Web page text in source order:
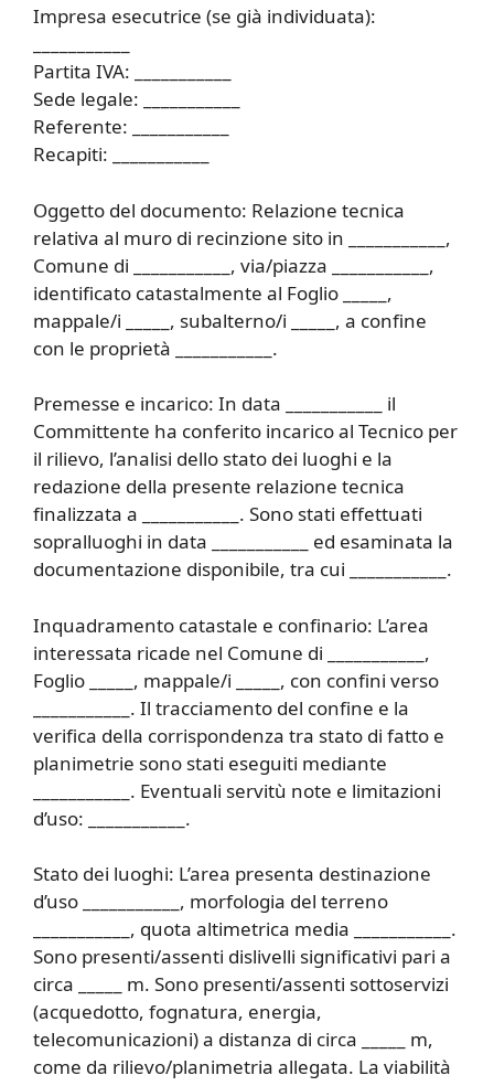
Impresa esecutrice (se già individuata):
Partita IVA: ___________
Sede legale: ___________
Referente: ___________
Recapiti: ___________
Oggetto del documento: Relazione tecnica
relativa al muro di recinzione sito in ___________,
Comune di ___________, via/piazza ___________,
identificato catastalmente al Foglio _____,
mappale/i _____, subalterno/i _____, a confine
con le proprietà ___________.
Premesse e incarico: In data ___________ il
Committente ha conferito incarico al Tecnico per
il rilievo, l’analisi dello stato dei luoghi e la
redazione della presente relazione tecnica
finalizzata a ___________. Sono stati effettuati
sopralluoghi in data ___________ ed esaminata la
documentazione disponibile, tra cui ___________.
Inquadramento catastale e confinario: L’area
interessata ricade nel Comune di ___________,
Foglio _____, mappale/i _____, con confini verso
___________. Il tracciamento del confine e la
verifica della corrispondenza tra stato di fatto e
planimetrie sono stati eseguiti mediante
___________. Eventuali servitù note e limitazioni
d’uso: ___________.
Stato dei luoghi: L’area presenta destinazione
d’uso ___________, morfologia del terreno
___________, quota altimetrica media ___________.
Sono presenti/assenti dislivelli significativi pari a
circa _____ m. Sono presenti/assenti sottoservizi
(acquedotto, fognatura, energia,
telecomunicazioni) a distanza di circa _____ m,
come da rilievo/planimetria allegata. La viabilità